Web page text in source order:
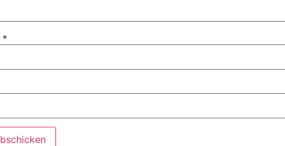
*